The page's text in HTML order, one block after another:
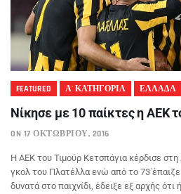
FEATURED Α' ΚΑΤΗΓΟΡΙΑ ΕΛΛΑΔΑ
Νίκησε με 10 παίκτες η ΑΕΚ
ON 17 ΟΚΤΩΒΡΊΟΥ, 2016
Η ΑΕΚ του Τιμούρ Κετσπάγια κέρδισε
γκολ του Πλατέλλα ενώ από το
δυνατά στο παιχνίδι, έδειξε εξ αρχής